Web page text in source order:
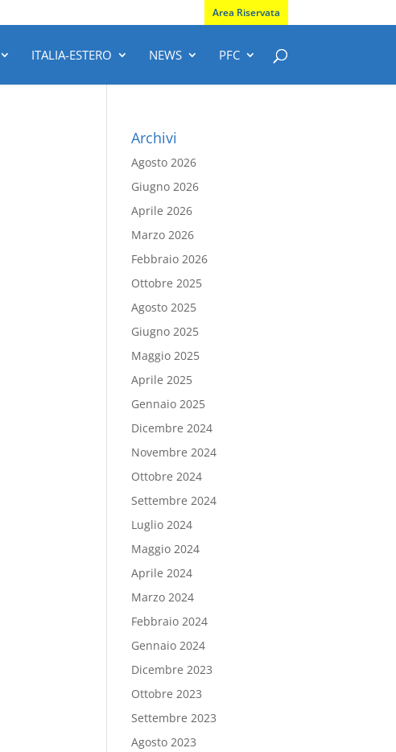
Area Riservata
ITALIA-ESTERO NEWS PFC
Archivi
Agosto 2026
Giugno 2026
Aprile 2026
Marzo 2026
Febbraio 2026
Ottobre 2025
Agosto 2025
Giugno 2025
Maggio 2025
Aprile 2025
Gennaio 2025
Dicembre 2024
Novembre 2024
Ottobre 2024
Settembre 2024
Luglio 2024
Maggio 2024
Aprile 2024
Marzo 2024
Febbraio 2024
Gennaio 2024
Dicembre 2023
Ottobre 2023
Settembre 2023
Agosto 2023